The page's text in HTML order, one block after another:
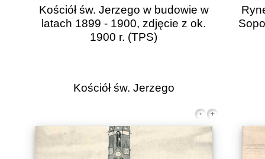
Kościół św. Jerzego w budowie w
latach 1899 - 1900, zdjęcie z ok.
1900 r. (TPS)
Kościół św. Jerzego